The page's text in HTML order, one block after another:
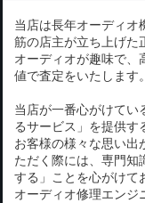
当店は長年オーディオ
筋の店主が立ち上げた
オーディオが趣味で、
値で査定をいたします。
当店が一番心がけてい
るサービス」を提供す
お客様の様々な思い出
ただく際には、専門知
する」ことを心がけて
オーディオ修理エンジ